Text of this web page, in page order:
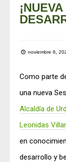
noviembre 6,
Como parte
una nueva
Alcaldía de
Leonidas
en
desarrollo y